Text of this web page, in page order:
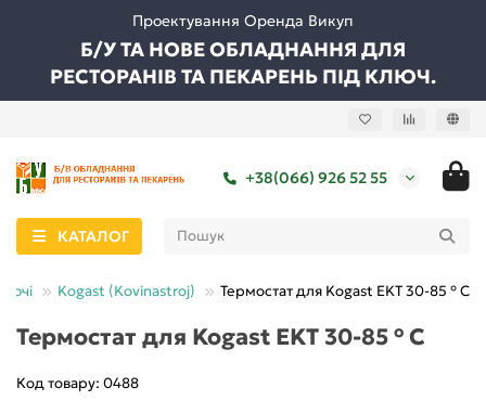
Проектування Оренда Викуп
Б/У ТА НОВЕ ОБЛАДНАННЯ ДЛЯ
РЕСТОРАНІВ ТА ПЕКАРЕНЬ ПІД КЛЮЧ.
+38(066) 926 52 55
КАТАЛОГ
Kogast (Kovinastroj) Термостат для Kogast EKT 30-85 ° C
Термостат для Kogast EKT 30-85 ° C
Код товару: 0488